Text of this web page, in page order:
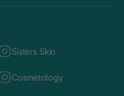
Sisters Skin
Cosmetology